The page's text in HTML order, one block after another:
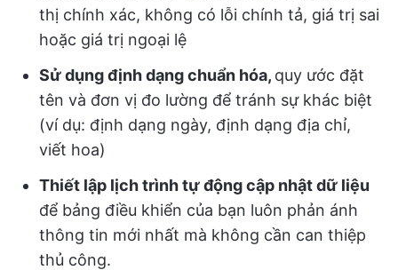
thị chính xác, không có lỗi chính tả, giá trị sai
hoặc giá trị ngoại lệ
Sử dụng định dạng chuẩn hóa, quy ước đặt
tên và đơn vị đo lường để tránh sự khác biệt
(ví dụ: định dạng ngày, định dạng địa chỉ,
viết hoa)
Thiết lập lịch trình tự động cập nhật dữ liệu
để bảng điều khiển của bạn luôn phản ánh
thông tin mới nhất mà không cần can thiệp
thủ công.